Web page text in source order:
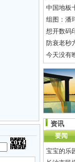
中国地板
组图：潘
想开数码
防衰老秒
今天没有
资讯
要闻
宝宝的乐